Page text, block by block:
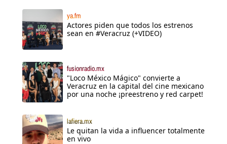
ya.fm
Actores piden que todos los estrenos
sean en #Veracruz (+VIDEO)
fusionradio.mx
"Loco México Mágico" convierte a
Veracruz en la capital del cine mexicano
por una noche ¡preestreno y red carpet!
lafiera.mx
Le quitan la vida a influencer totalmente
en vivo